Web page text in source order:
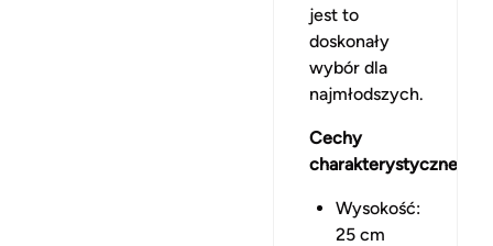
jest to
doskonały
wybór dla
najmłodszych.
Cechy
charakterystyczne:
Wysokość:
25 cm